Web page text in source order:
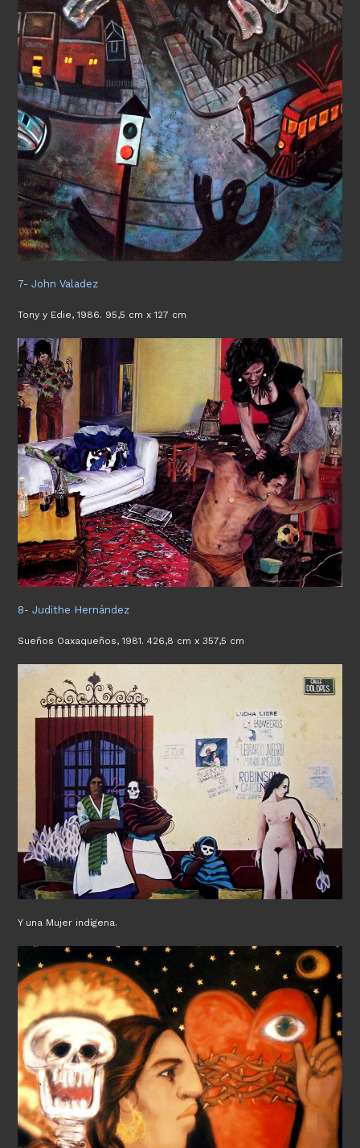
7- John Valadez
Tony y Edie, 1986. 95,5 cm x 127 cm
8- Judithe Hernández
Sueños Oaxaqueños, 1981. 426,8 cm x 357,5 cm
Y una Mujer indígena.